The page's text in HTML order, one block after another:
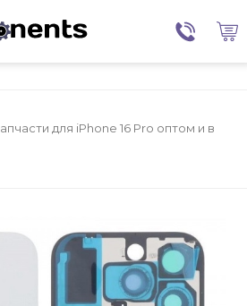
для iPhone 16 Pro оптом и в